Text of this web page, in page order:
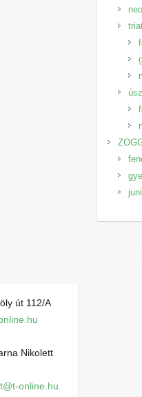
út 112/A
Nikolett
online.hu